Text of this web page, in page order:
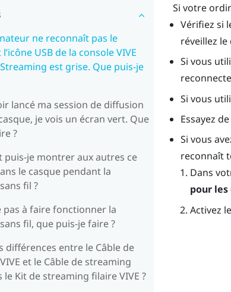
ne reconnaît pas le
USB de la console VIVE
est grise. Que puis-je
lancé ma session de diffusion
je vois un écran vert. Que
?
puis-je montrer aux autres ce
le casque pendant la
fil ?
pas à faire fonctionner la
fil, que puis-je faire ?
différences entre le Câble de
et le Câble de streaming
le Kit de streaming filaire VIVE ?
Si votre
Vérifiez si
réveillez
Si vous
Si vous
Essayez
Si vous
reconnaît
Dans
pour
Activez